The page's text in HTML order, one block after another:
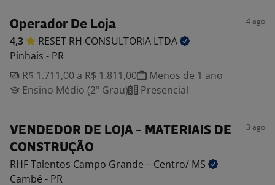
Operador De Loja 4 ago
4,3 RESET RH CONSULTORIA LTDA
Pinhais - PR
R$ 1.711,00 a R$ 1.811,00
Menos de 1 ano
Ensino Médio (2º Grau)
Presencial
VENDEDOR DE LOJA - MATERIAIS DE
CONSTRUÇÃO
3 ago
RHF Talentos Campo Grande – Centro/ MS
Cambé - PR